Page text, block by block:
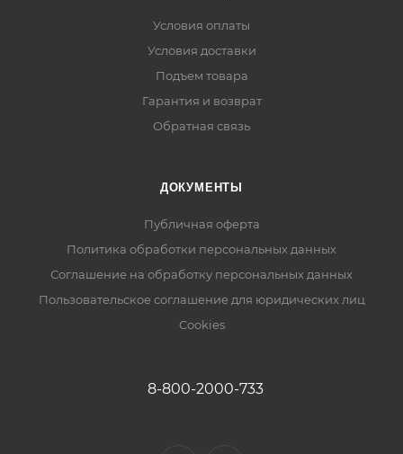
Условия оплаты
Условия доставки
Подъем товара
Гарантия и возврат
Обратная связь
ДОКУМЕНТЫ
Публичная оферта
Политика обработки персональных данных
Соглашение на обработку персональных данных
Пользовательское соглашение для юридических лиц
Cookies
8-800-2000-733